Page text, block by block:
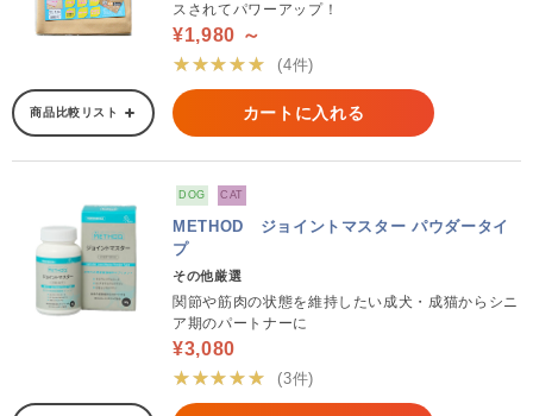
スされてパワーアップ！
¥1,980 ～
★★★★★
(4件)
商品比較リスト カートに入れる
DOG CAT
METHOD ジョイントマスター パウダータイ
プ
その他厳選
関節や筋肉の状態を維持したい成犬・成猫からシニ
ア期のパートナーに
¥3,080
★★★★★
(3件)